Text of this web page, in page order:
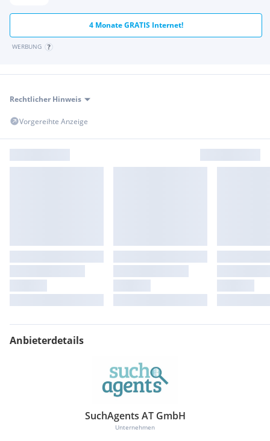
4 Monate GRATIS Internet!
WERBUNG
Rechtlicher Hinweis
Vorgereihte Anzeige
Anbieterdetails
SuchAgents AT GmbH
Unternehmen